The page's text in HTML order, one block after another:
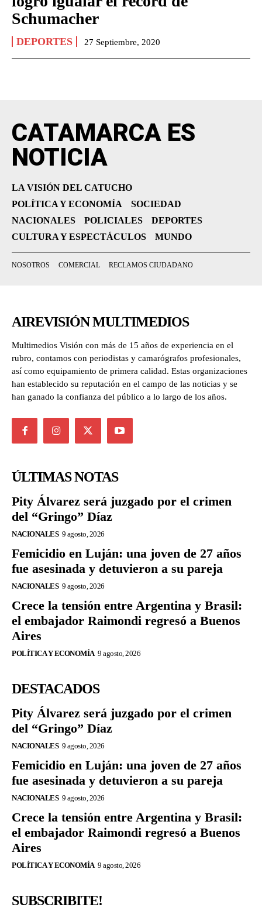
Schumacher
DEPORTES 27 Septiembre, 2020
CATAMARCA ES
NOTICIA
LA VISIÓN DEL CATUCHO
POLÍTICA Y ECONOMÍA
SOCIEDAD
NACIONALES
POLICIALES
DEPORTES
CULTURA Y ESPECTÁCULOS
MUNDO
NOSOTROS COMERCIAL RECLAMOS CIUDADANO
AIREVISIÓN MULTIMEDIOS
Multimedios Visión con más de 15 años de experiencia en el
rubro, contamos con periodistas y camarógrafos profesionales,
así como equipamiento de primera calidad. Estas organizaciones
han establecido su reputación en el campo de las noticias y se
han ganado la confianza del público a lo largo de los años.
ÚLTIMAS NOTAS
Pity Álvarez será juzgado por el crimen
del “Gringo” Díaz
NACIONALES 9 agosto, 2026
Femicidio en Luján: una joven de 27 años
fue asesinada y detuvieron a su pareja
NACIONALES 9 agosto, 2026
Crece la tensión entre Argentina y Brasil:
el embajador Raimondi regresó a Buenos
Aires
POLÍTICA Y ECONOMÍA 9 agosto, 2026
DESTACADOS
Pity Álvarez será juzgado por el crimen
del “Gringo” Díaz
NACIONALES 9 agosto, 2026
Femicidio en Luján: una joven de 27 años
fue asesinada y detuvieron a su pareja
NACIONALES 9 agosto, 2026
Crece la tensión entre Argentina y Brasil:
el embajador Raimondi regresó a Buenos
Aires
POLÍTICA Y ECONOMÍA 9 agosto, 2026
SUBSCRIBITE!